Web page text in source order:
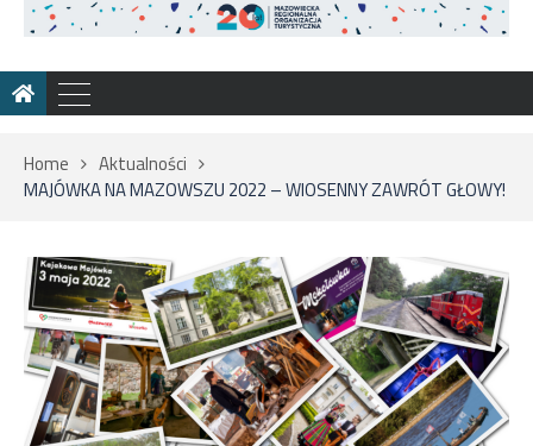
Home
Aktualności
MAJÓWKA NA MAZOWSZU 2022 – WIOSENNY ZAWRÓT GŁOWY!